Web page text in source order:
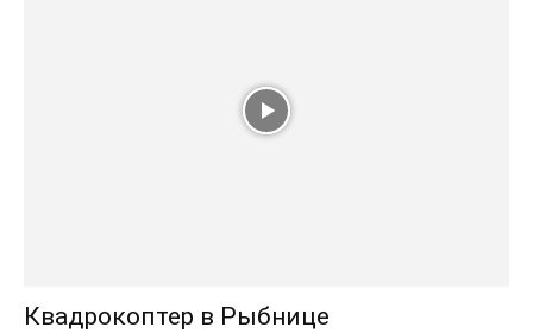
Квадрокоптер в Рыбнице